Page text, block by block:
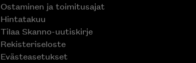
Ostaminen ja toimitusajat
Hintatakuu
Tilaa Skanno-uutiskirje
Rekisteriseloste
Evästeasetukset